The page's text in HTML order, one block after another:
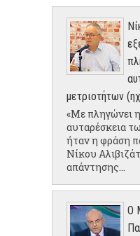
μετριοτήτων
«Με πληγώνει
αυταρέσκεια
ήταν η φράση
Νίκου
απάντησης...
Ο